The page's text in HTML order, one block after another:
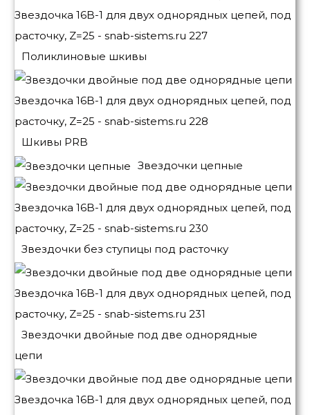
Поликлиновые шкивы
Шкивы PRB
Звездочки цепные
Звездочки без ступицы под расточку
Звездочки двойные под две однорядные
цепи